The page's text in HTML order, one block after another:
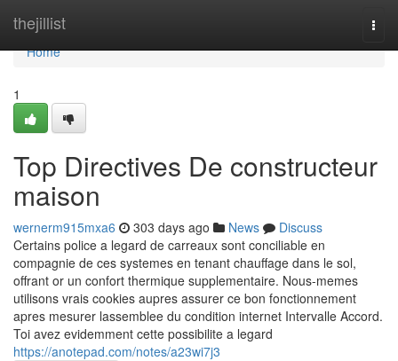
thejillist
Home
Home
1
Top Directives De constructeur
maison
wernerm915mxa6 303 days ago News
Discuss
Certains police a legard de carreaux sont conciliable en
compagnie de ces systemes en tenant chauffage dans le sol,
offrant or un confort thermique supplementaire. Nous-memes
utilisons vrais cookies aupres assurer ce bon fonctionnement
apres mesurer lassemblee du condition internet Intervalle Accord.
Toi avez evidemment cette possibilite a legard
https://anotepad.com/notes/a23wi7j3